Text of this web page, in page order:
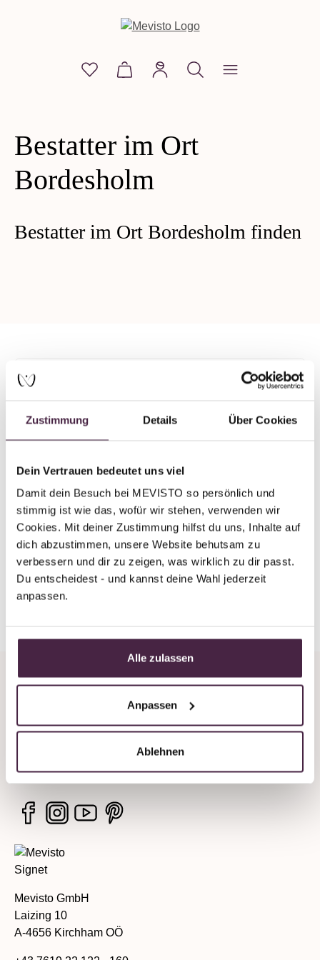
Zustimmung Details Über Cookies
Dein Vertrauen bedeutet uns viel
Damit dein Besuch bei MEVISTO so persönlich und
stimmig ist wie das, wofür wir stehen, verwenden wir
Cookies. Mit deiner Zustimmung hilfst du uns, Inhalte auf
dich abzustimmen, unsere Website behutsam zu
verbessern und dir zu zeigen, was wirklich zu dir passt.
Du entscheidest - und kannst deine Wahl jederzeit
anpassen.
Alle zulassen
Anpassen
Ablehnen
Du hast 0 Produkte auf dem Merkzettel
Warenkorb enthält 0 Positionen.
Bestatter im Ort
Bordesholm
Bestatter im Ort Bordesholm finden
Bestattungshaus Clemens Kuttenkeuler
24582 Bordesholm
Deutschland
E-Mail senden
Rechtliche Hinweise
Mevisto GmbH
Laizing 10
A-4656 Kirchham OÖ